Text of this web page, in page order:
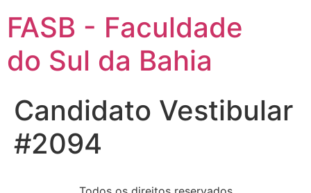
FASB - Faculdade
do Sul da Bahia
Candidato Vestibular
#2094